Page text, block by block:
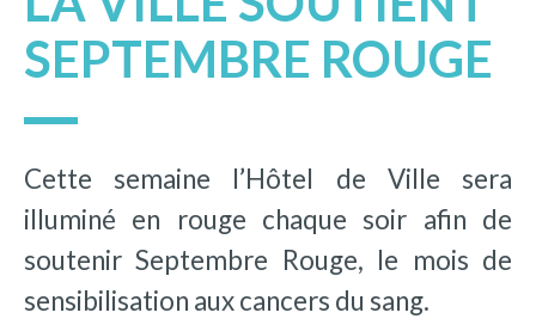
SEPTEMBRE ROUGE
Cette semaine l’Hôtel de Ville sera
illuminé en rouge chaque soir afin de
soutenir Septembre Rouge, le mois de
sensibilisation aux cancers du sang.